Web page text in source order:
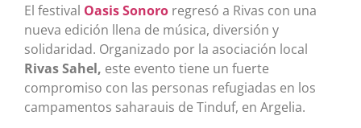
El festival Oasis Sonoro regresó a Rivas con una
nueva edición llena de música, diversión y
solidaridad. Organizado por la asociación local
Rivas Sahel, este evento tiene un fuerte
compromiso con las personas refugiadas en los
campamentos saharauis de Tinduf, en Argelia.